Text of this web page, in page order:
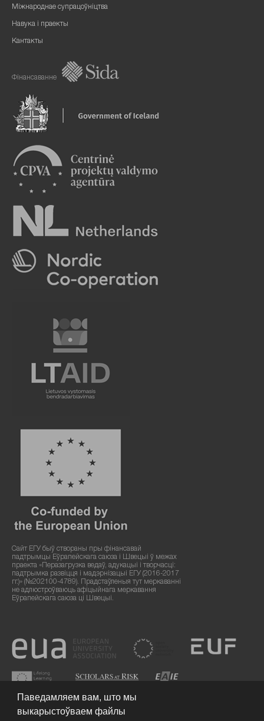
Міжнароднае супрацоўніцтва
Навука і праекты
Кантакты
Фінансаванне
Сайт ЕГУ быў створаны пры фінансавай
падтрымцы Еўрапейскага саюза і Швецыі ў межах
праекта «Перазагрузка ведаў, адукацыі і творчасці:
падтрымка развіцця і мадэрнізацыі ЕГУ (2016-2017
гг.)» (№202100-4789). Прадстаўленыя тут меркаванні
не адлюстроўваюць афіцыйнага меркавання
Еўрапейскага саюза ці Швецыі.
Паведамляем вам, што мы
выкарыстоўваем файлы